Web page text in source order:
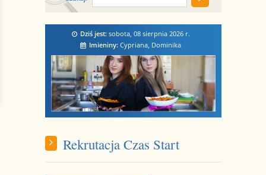
Dziś jest: sobota, 08 sierpnia 2026r.
Imieniny: Cypriana, Dominika
Rekrutacja Czas Start